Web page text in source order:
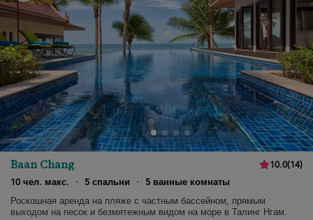
Baan Chang 10.0(14)
10 чел. макс.
· 5 спальни ·
5 ванные комнаты
Роскошная аренда на пляже с частным бассейном, прямым
выходом на песок и безмятежным видом на море в Талинг Нгам.